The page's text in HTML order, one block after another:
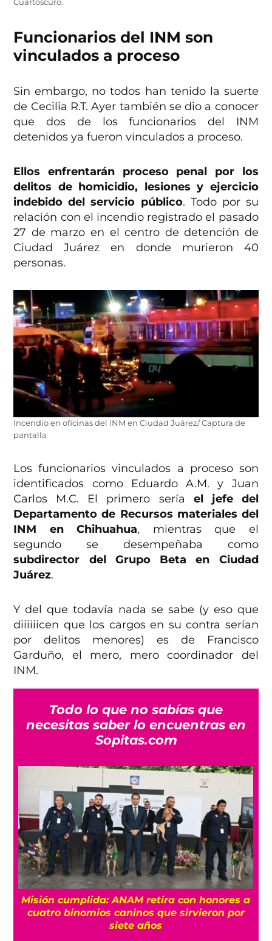
Cuartoscuro.
Funcionarios del INM son
vinculados a proceso
Sin embargo, no todos han tenido la suerte
de Cecilia R.T. Ayer también se dio a conocer
que dos de los funcionarios del INM
detenidos ya fueron vinculados a proceso.
Ellos enfrentarán proceso penal por los
delitos de homicidio, lesiones y ejercicio
indebido del servicio público. Todo por su
relación con el incendio registrado el pasado
27 de marzo en el centro de detención de
Ciudad Juárez en donde murieron 40
personas.
Incendio en oficinas del INM en Ciudad Juárez/ Captura de
pantalla
Los funcionarios vinculados a proceso son
identificados como Eduardo A.M. y Juan
Carlos M.C. El primero sería el jefe del
Departamento de Recursos materiales del
INM en Chihuahua, mientras que el
segundo se desempeñaba como
subdirector del Grupo Beta en Ciudad
Juárez.
Y del que todavía nada se sabe (y eso que
diiiiiicen que los cargos en su contra serían
por delitos menores) es de Francisco
Garduño, el mero, mero coordinador del
INM.
Todo lo que no sabías que
necesitas saber lo encuentras en
Sopitas.com
Misión cumplida: ANAM retira con honores a
cuatro binomios caninos que sirvieron por
siete años